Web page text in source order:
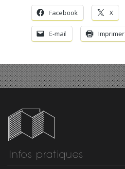
Facebook X
E-mail Imprimer
Infos pratiques